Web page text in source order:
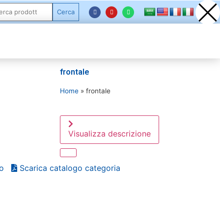
Cerca
frontale
Home » frontale
Visualizza descrizione
Scarica catalogo categoria